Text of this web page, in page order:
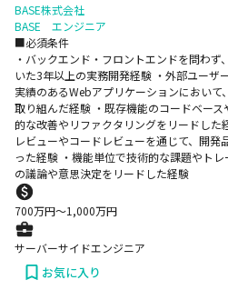
BASE株式会社
BASE エンジニア
■必須条件
・バックエンド・フロントエンドを問わ
いた3年以上の実務開発経験 ・外部ユーザ
実績のあるWebアプリケーションにおい
取り組んだ経験 ・既存機能のコードベー
的な改善やリファクタリングをリードした
レビューやコードレビューを通じて、開
った経験 ・機能単位で技術的な課題やト
の議論や意思決定をリードした経験
700万円〜1,000万円
サーバーサイドエンジニア
お気に入り